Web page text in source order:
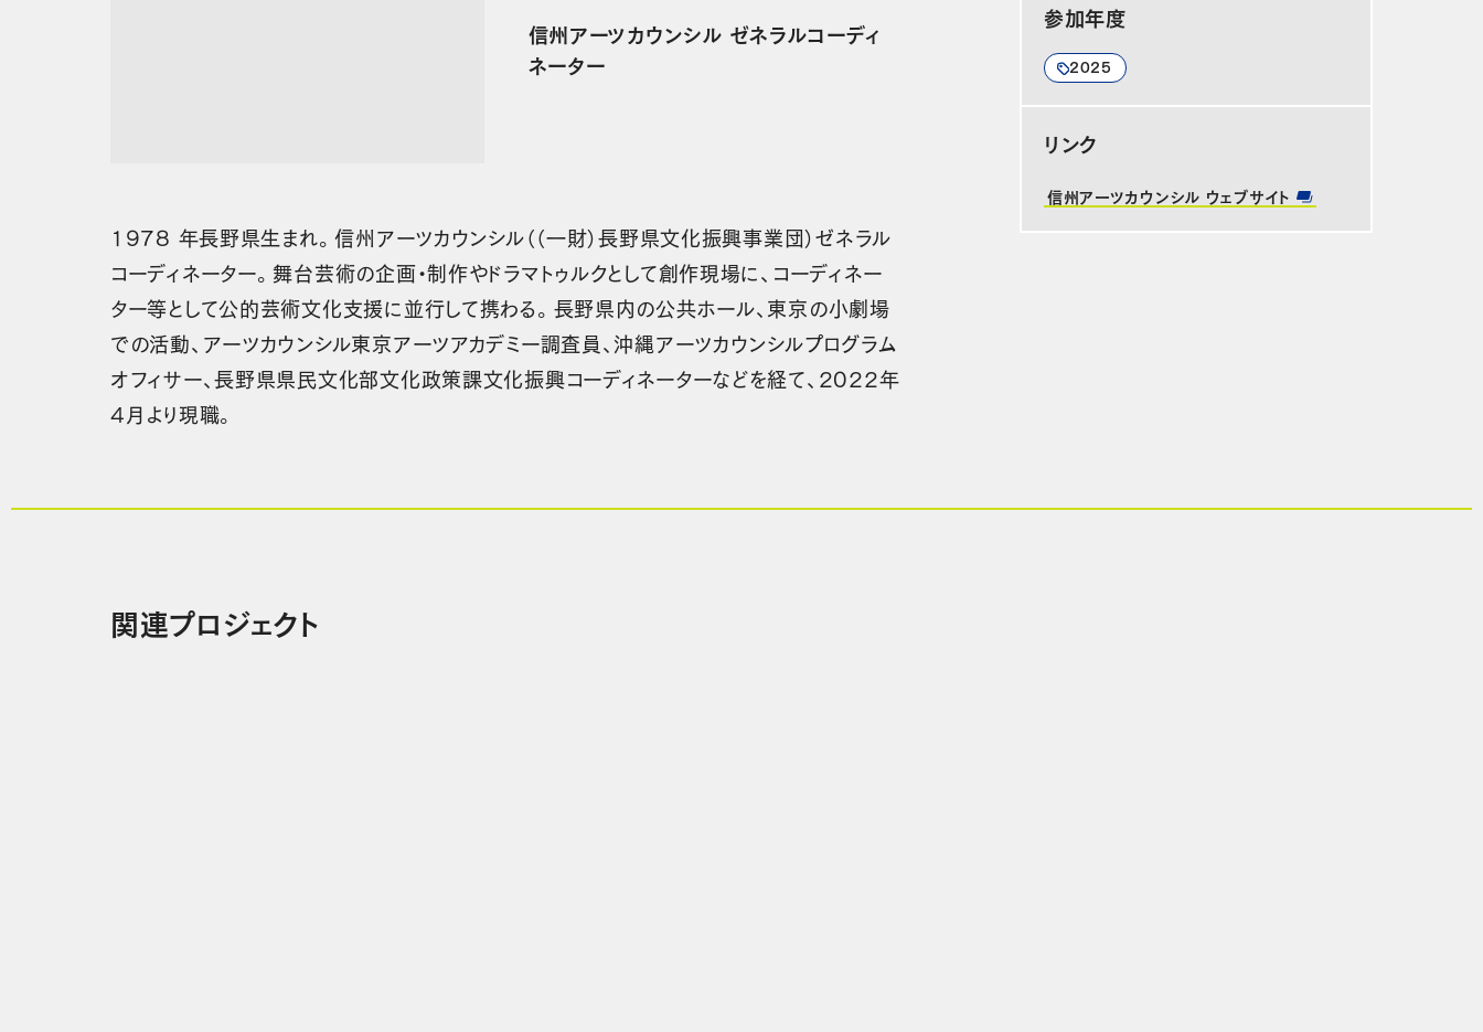
信州アーツカウンシル ゼネラルコーディ
ネーター
1978 年長野県生まれ。信州アーツカウンシル（（一財）長野県文化振興事業団）ゼネラル
コーディネーター。舞台芸術の企画・制作やドラマトゥルクとして創作現場に、コーディネー
ター等として公的芸術文化支援に並行して携わる。長野県内の公共ホール、東京の小劇場
での活動、アーツカウンシル東京アーツアカデミー調査員、沖縄アーツカウンシルプログラム
オフィサー、長野県県民文化部文化政策課文化振興コーディネーターなどを経て、2022年
4月より現職。
参加年度
2025
リンク
信州アーツカウンシル ウェブサイト
関連プロジェクト